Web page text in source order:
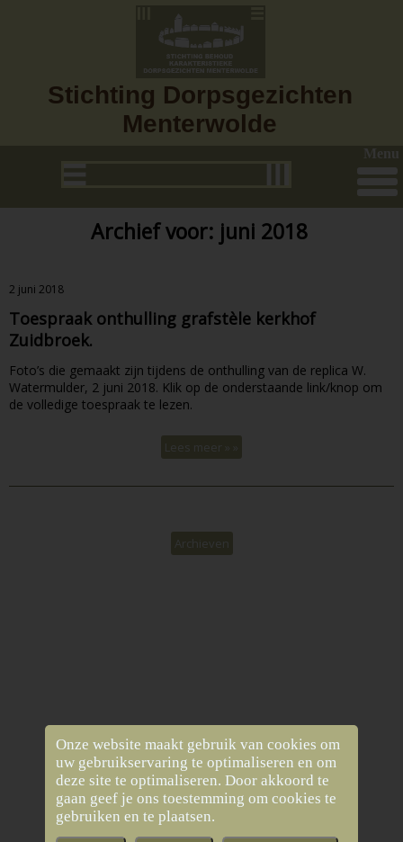
Stichting Dorpsgezichten
Menterwolde
Menu
Archief voor: juni 2018
2 juni 2018
Toespraak onthulling grafstèle kerkhof
Zuidbroek.
Foto’s die gemaakt zijn tijdens de onthulling van de replica W.
Watermulder, 2 juni 2018. Klik op de onderstaande link/knop om
de volledige toespraak te lezen.
Lees meer » »
Archieven
Onze website maakt gebruik van cookies om
uw gebruikservaring te optimaliseren en om
deze site te optimaliseren. Door akkoord te
gaan geef je ons toestemming om cookies te
gebruiken en te plaatsen.